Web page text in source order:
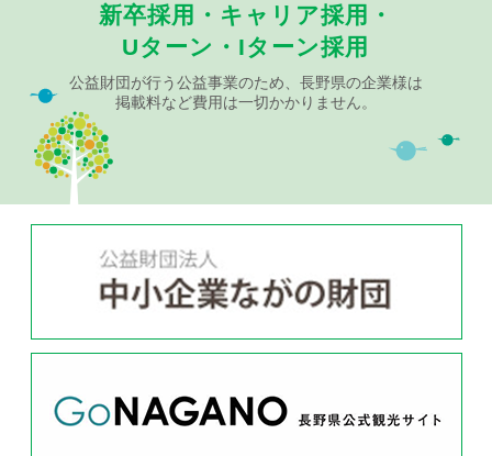
新卒採用・キャリア採用・
Uターン・Iターン採用
公益財団が行う公益事業のため、長野県の企業様は
掲載料など費用は一切かかりません。